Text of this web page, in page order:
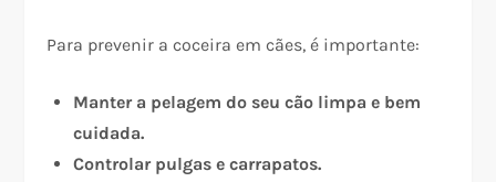
Para prevenir a coceira em cães, é importante:
Manter a pelagem do seu cão limpa e bem
cuidada.
Controlar pulgas e carrapatos.